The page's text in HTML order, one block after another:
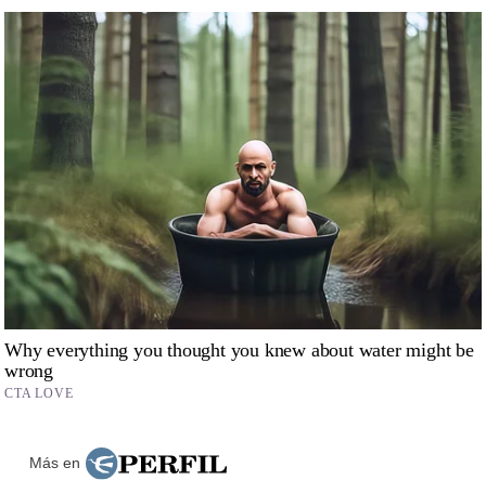
Más en